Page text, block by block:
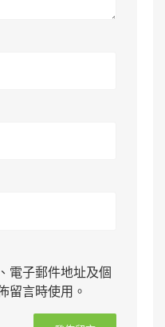
電子郵件地址及個
留言時使用。